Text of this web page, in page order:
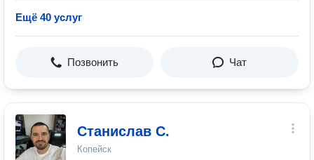
Ещё 40 услуг
Позвонить Чат
Станислав С.
Копейск